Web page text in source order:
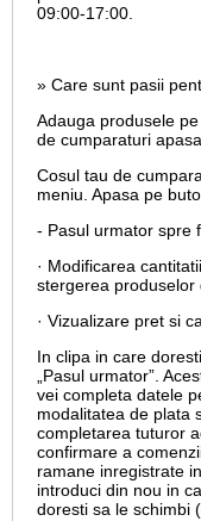
09:00-17:00.
» Care sunt pasii
Adauga produsele
de cumparaturi
Cosul tau de
meniu. Apasa pe
- Pasul urmator spre
· Modificarea
stergerea produselor
· Vizualizare pret si
In clipa in care
„Pasul urmator”.
vei completa datele
modalitatea de plata
completarea tuturor
confirmare a
ramane inregistrate
introduci din nou in
doresti sa le schimbi